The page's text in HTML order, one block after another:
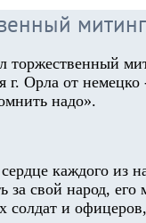
митинг
торжественный
г. Орла от
надо».
каждого из
за свой народ, его
солдат и